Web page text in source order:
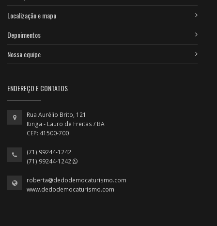
Localização e mapa
Depoimentos
Nossa equipe
ENDEREÇO E CONTATOS
Rua Aurélio Brito, 121
Itinga - Lauro de Freitas / BA
CEP: 41500-700
(71) 99244-1242
(71) 99244-1242
roberta@dedodemocaturismo.com
www.dedodemocaturismo.com